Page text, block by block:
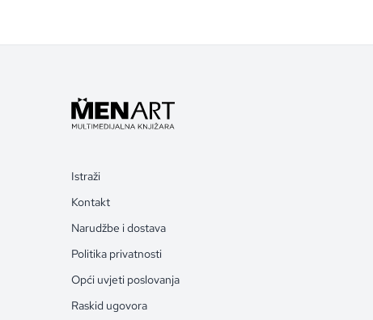
Istraži
Kontakt
Narudžbe i dostava
Politika privatnosti
Opći uvjeti poslovanja
Raskid ugovora